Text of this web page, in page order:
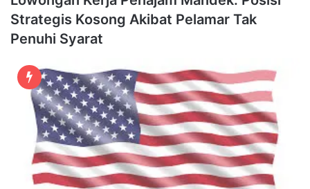
Strategis Kosong Akibat Pelamar Tak
Penuhi Syarat